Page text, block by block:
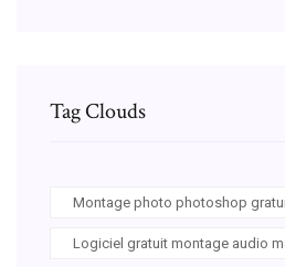
Tag Clouds
Montage photo photoshop
Logiciel gratuit montage audio